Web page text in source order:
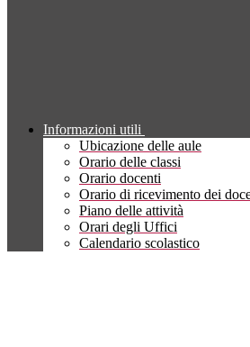
Informazioni utili
Ubicazione delle aule
Orario delle classi
Orario docenti
Orario di ricevimento dei
Piano delle attività
Orari degli Uffici
Calendario scolastico